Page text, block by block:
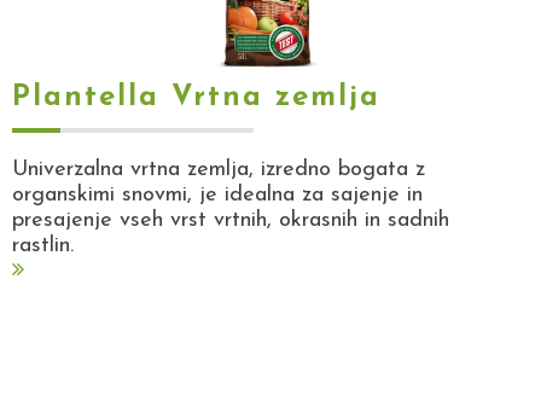
Plantella Vrtna zemlja
Univerzalna vrtna zemlja, izredno bogata z
organskimi snovmi, je idealna za sajenje in
presajenje vseh vrst vrtnih, okrasnih in sadnih
rastlin.